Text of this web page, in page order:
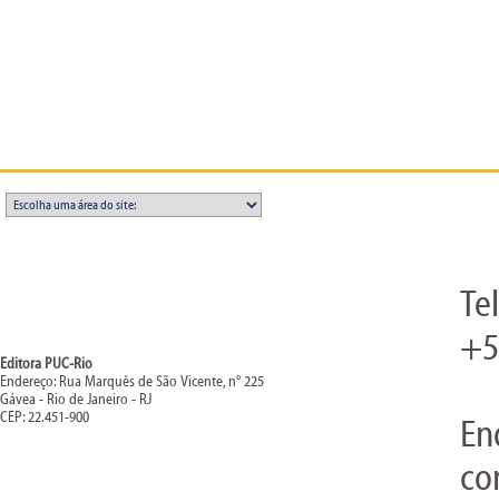
Editora PUC-Rio
Endereço: Rua Marquês de São Vicente, n° 225
Gávea - Rio de Janeiro - RJ
CEP: 22.451-900